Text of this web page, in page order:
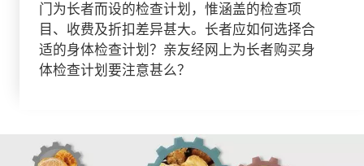
门为长者而设的检查计划，惟涵盖的检查项
目、收费及折扣差异甚大。长者应如何选择合
适的身体检查计划？亲友经网上为长者购买身
体检查计划要注意甚么？